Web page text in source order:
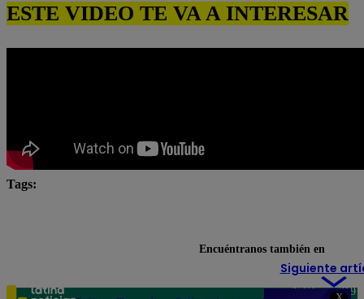
ESTE VIDEO TE VA A INTERESAR
Tags:
Siguiente
Encuéntranos también en
Teléfono: 219